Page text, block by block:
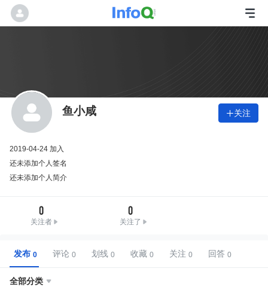
鱼小咸 关注
2019-04-24 加入
还未添加个人签名
还未添加个人简介
0
关注者
0
关注了
发布 评论 划线 收藏 关注 回答
全部分类 